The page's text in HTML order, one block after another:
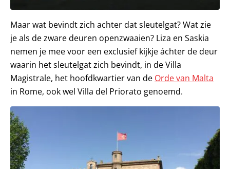
Maar wat bevindt zich achter dat sleutelgat? Wat zie
je als de zware deuren openzwaaien? Liza en Saskia
nemen je mee voor een exclusief kijkje áchter de deur
waarin het sleutelgat zich bevindt, in de Villa
Magistrale, het hoofdkwartier van de Orde van Malta
in Rome, ook wel Villa del Priorato genoemd.